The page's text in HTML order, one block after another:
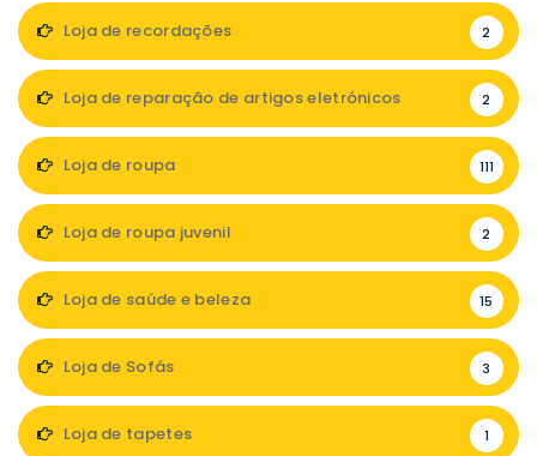
Loja de recordações 2
Loja de reparação de artigos eletrónicos 2
Loja de roupa 111
Loja de roupa juvenil 2
Loja de saúde e beleza 15
Loja de Sofás 3
Loja de tapetes 1